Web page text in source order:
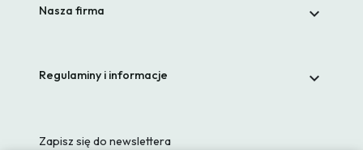
Nasza firma 
Regulaminy i informacje 
Zapisz się do newslettera